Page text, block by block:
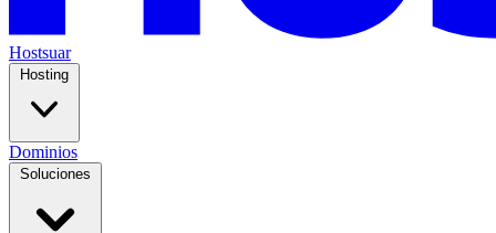
Hostsuar
Hosting
Dominios
Soluciones